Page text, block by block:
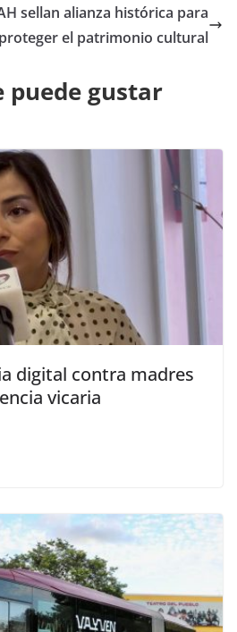
sellan alianza histórica para
proteger el patrimonio cultural
puede gustar
digital contra madres
vicaria